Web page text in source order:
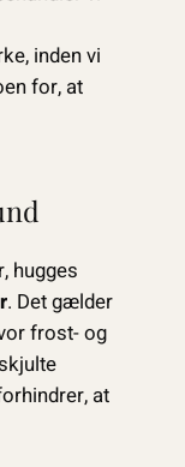
inden vi
for, at
hugges
. Det gælder
frost- og
at